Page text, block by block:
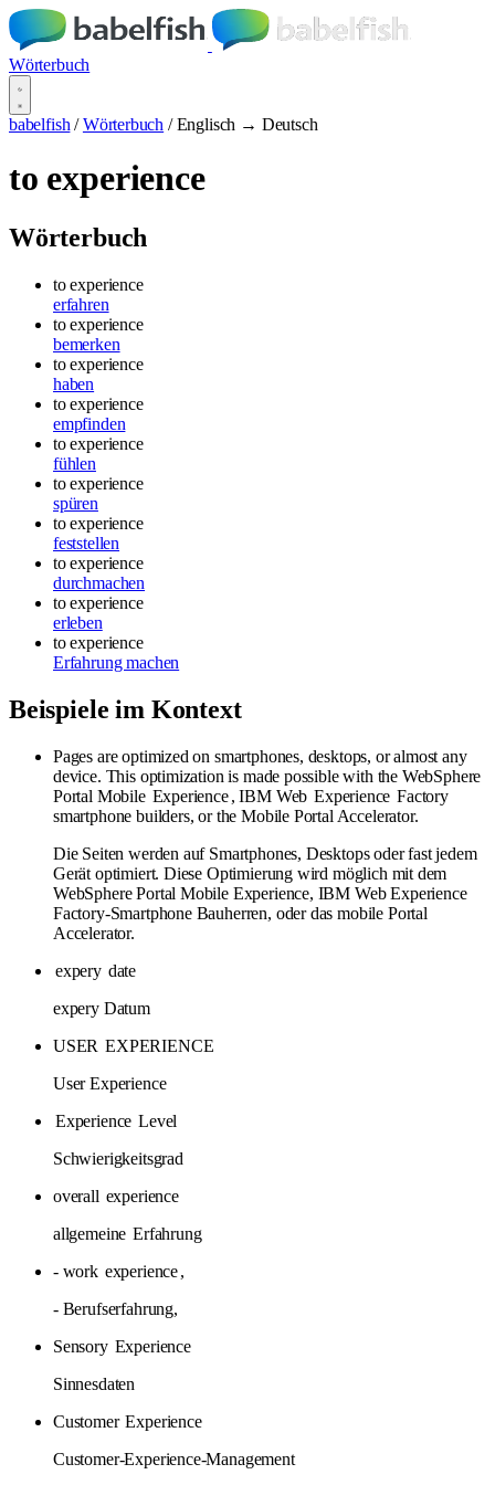
Wörterbuch
babelfish / Wörterbuch / Englisch → Deutsch
to experience
Wörterbuch
to experience
erfahren
to experience
bemerken
to experience
haben
to experience
empfinden
to experience
fühlen
to experience
spüren
to experience
feststellen
to experience
durchmachen
to experience
erleben
to experience
Erfahrung machen
Beispiele im Kontext
Pages are optimized on smartphones, desktops, or almost any
device. This optimization is made possible with the WebSphere
Portal Mobile Experience, IBM Web Experience Factory
smartphone builders, or the Mobile Portal Accelerator.
Die Seiten werden auf Smartphones, Desktops oder fast jedem
Gerät optimiert. Diese Optimierung wird möglich mit dem
WebSphere Portal Mobile Experience, IBM Web Experience
Factory-Smartphone Bauherren, oder das mobile Portal
Accelerator.
expery date
expery Datum
USER EXPERIENCE
User Experience
Experience Level
Schwierigkeitsgrad
overall experience
allgemeine Erfahrung
- work experience,
- Berufserfahrung,
Sensory Experience
Sinnesdaten
Customer Experience
Customer-Experience-Management